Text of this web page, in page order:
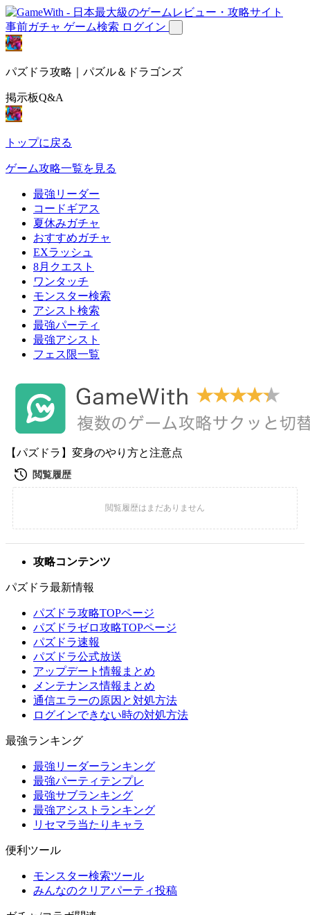
事前ガチャ ゲーム検索 ログイン
パズドラ攻略｜パズル＆ドラゴンズ
掲示板Q&A
トップに戻る
ゲーム攻略一覧を見る
最強リーダー
コードギアス
夏休みガチャ
おすすめガチャ
EXラッシュ
8月クエスト
ワンタッチ
モンスター検索
アシスト検索
最強パーティ
最強アシスト
フェス限一覧
【パズドラ】変身のやり方と注意点
攻略コンテンツ
パズドラ最新情報
パズドラ攻略TOPページ
パズドラゼロ攻略TOPページ
パズドラ速報
パズドラ公式放送
アップデート情報まとめ
メンテナンス情報まとめ
通信エラーの原因と対処方法
ログインできない時の対処方法
最強ランキング
最強リーダーランキング
最強パーティテンプレ
最強サブランキング
最強アシストランキング
リセマラ当たりキャラ
便利ツール
モンスター検索ツール
みんなのクリアパーティ投稿